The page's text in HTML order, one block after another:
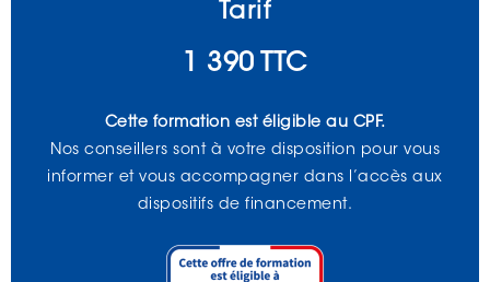
Tarif
1 390 TTC
Cette formation est éligible au CPF.
Nos conseillers sont à votre disposition pour vous
informer et vous accompagner dans l’accès aux
dispositifs de financement.